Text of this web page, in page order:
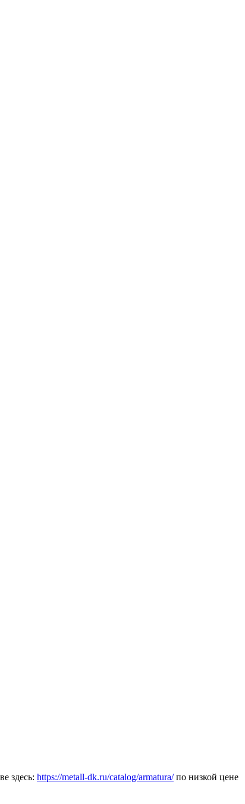
здесь: https://metall-dk.ru/catalog/armatura/по низкой цене